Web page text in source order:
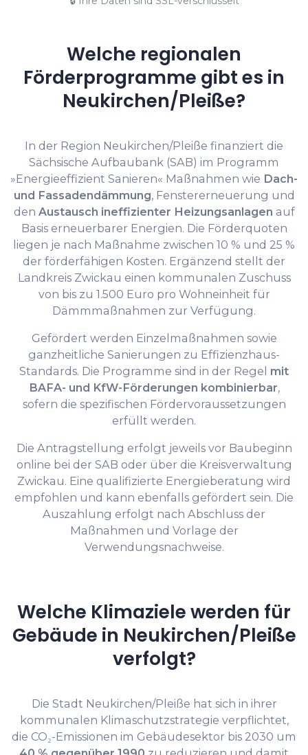
Welche regionalen
Förderprogramme gibt es in
Neukirchen/Pleiße?
In der Region Neukirchen/Pleiße finanziert die
Sächsische Aufbaubank (SAB) im Programm
»Energieeffizient Sanieren« Maßnahmen wie Dach-
und Fassadendämmung, Fenstererneuerung und
den Austausch ineffizienter Heizungsanlagen auf
Basis erneuerbarer Energien. Die Förderquoten
liegen je nach Maßnahme zwischen 10 % und 25 %
der förderfähigen Kosten. Ergänzend stellt der
Landkreis Zwickau einen kommunalen Zuschuss
von bis zu 1.500 Euro pro Wohneinheit für
Dämmmaßnahmen zur Verfügung.
Gefördert werden Einzelmaßnahmen sowie
ganzheitliche Sanierungen zu Effizienzhaus-
Standards. Die Programme sind in der Regel mit
BAFA- und KfW-Förderungen kombinierbar,
sofern die spezifischen Fördervoraussetzungen
erfüllt werden.
Die Antragstellung erfolgt jeweils vor Baubeginn
online bei der SAB oder über die Kreisverwaltung
Zwickau. Eine qualifizierte Energieberatung wird
empfohlen und kann ebenfalls gefördert sein. Die
Auszahlung erfolgt nach Abschluss der
Maßnahmen und Vorlage der
Verwendungsnachweise.
Welche Klimaziele werden für
Gebäude in Neukirchen/Pleiße
verfolgt?
Die Stadt Neukirchen/Pleiße hat sich in ihrer
kommunalen Klimaschutzstrategie verpflichtet,
die CO₂-Emissionen im Gebäudesektor bis 2030 um